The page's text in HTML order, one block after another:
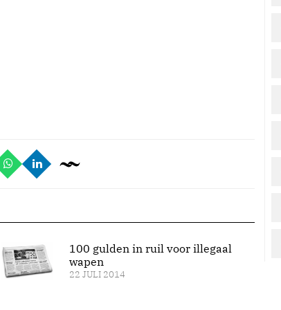
100 gulden in ruil voor illegaal
wapen
22 JULI 2014